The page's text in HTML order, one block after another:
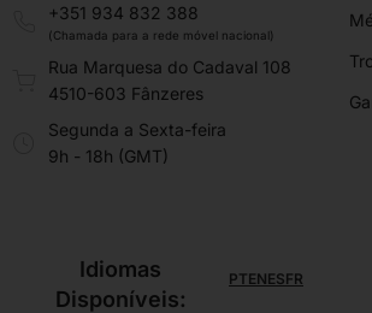
+351 934 832 388
(Chamada para a rede móvel nacional)
Rua Marquesa do Cadaval 108
4510-603 Fânzeres
Segunda a Sexta-feira
9h - 18h (GMT)
Idiomas
Disponíveis:
PTENESFR